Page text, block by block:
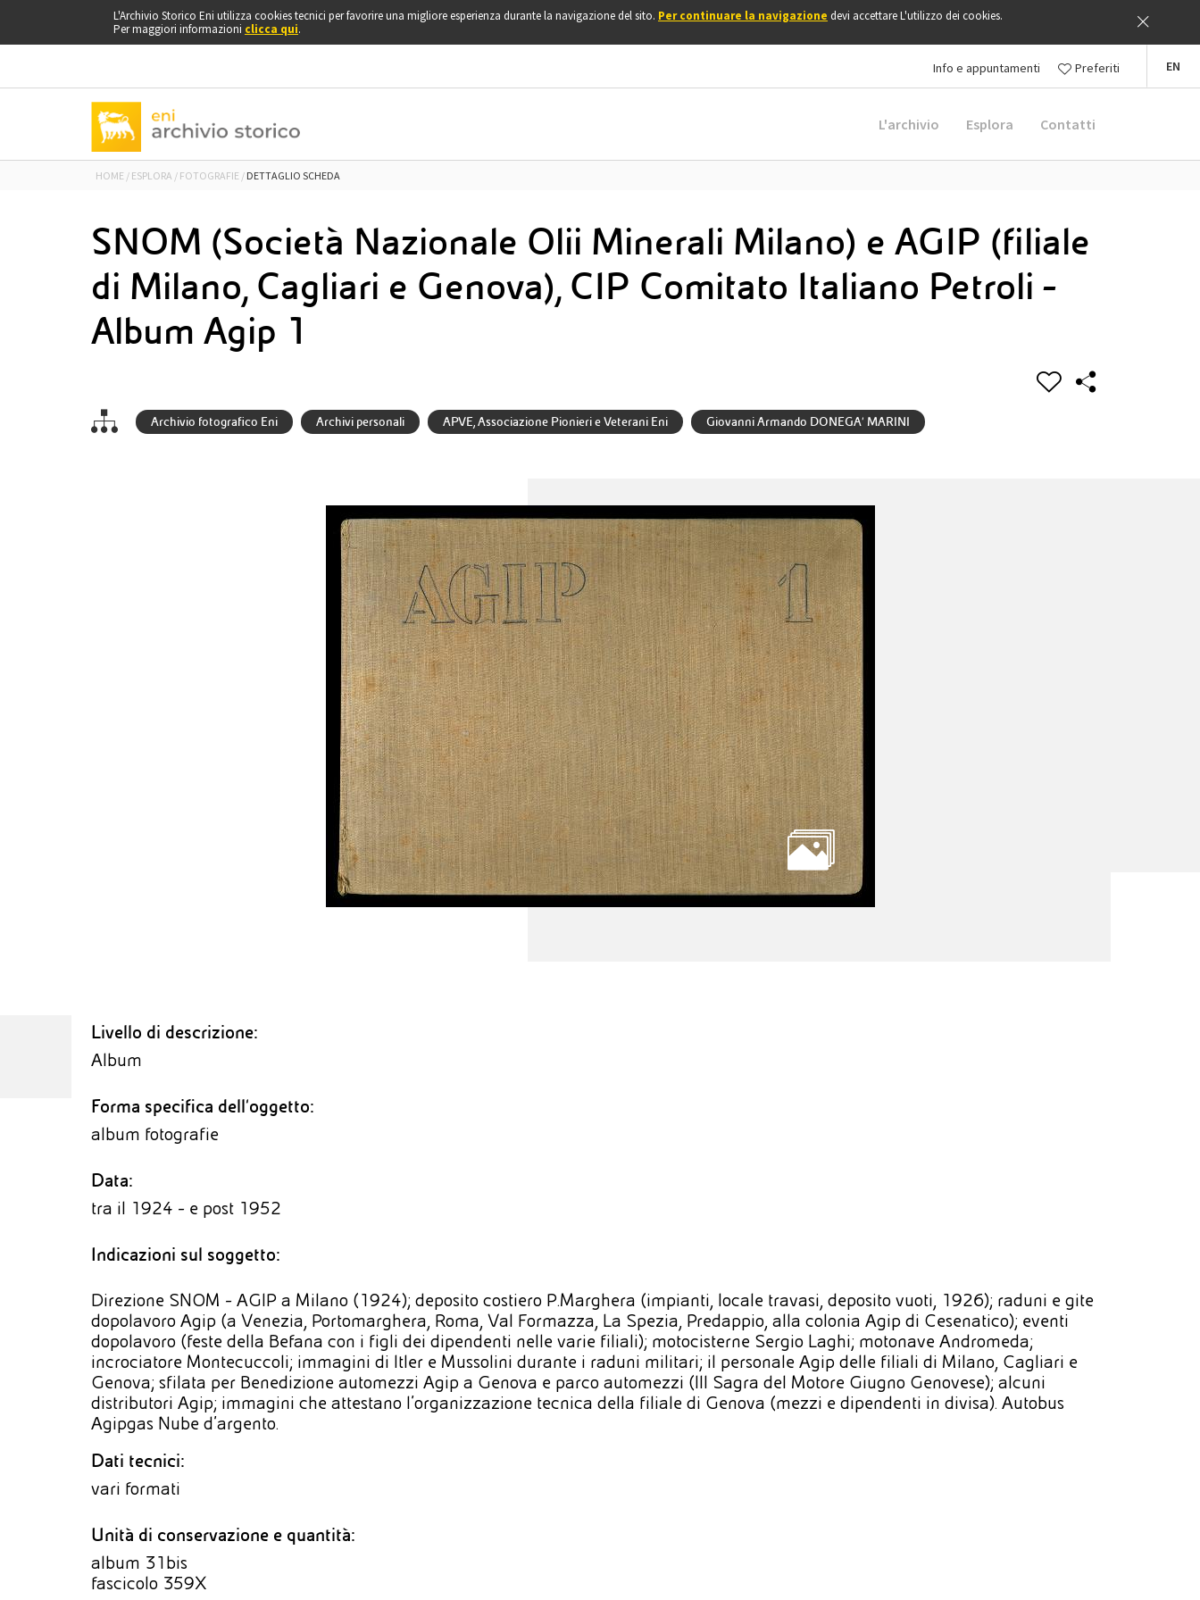
pagina
L'Archivio Storico Eni utilizza cookies tecnici per favorire una migliore esperienza durante la navigazione del sito. Per continuare la navigazione devi accettare L'utilizzo dei cookies.
Per maggiori informazioni clicca qui.
Info e appuntamenti Preferiti EN
L'archivio Esplora Contatti
HOME ESPLORA FOTOGRAFIE DETTAGLIO SCHEDA
SNOM (Società Nazionale Olii Minerali Milano) e AGIP (filiale
di Milano, Cagliari e Genova), CIP Comitato Italiano Petroli -
Album Agip 1
Archivio fotografico Eni Archivi personali APVE, Associazione Pionieri e Veterani Eni Giovanni Armando DONEGA' MARINI
Livello di descrizione:
Album
Forma specifica dell'oggetto:
album fotografie
Data:
tra il 1924 - e post 1952
Indicazioni sul soggetto:
Direzione SNOM - AGIP a Milano (1924); deposito costiero P.Marghera (impianti, locale travasi, deposito vuoti, 1926); raduni e gite
dopolavoro Agip (a Venezia, Portomarghera, Roma, Val Formazza, La Spezia, Predappio, alla colonia Agip di Cesenatico); eventi
dopolavoro (feste della Befana con i figli dei dipendenti nelle varie filiali); motocisterne Sergio Laghi; motonave Andromeda;
incrociatore Montecuccoli; immagini di Itler e Mussolini durante i raduni militari; il personale Agip delle filiali di Milano, Cagliari e
Genova; sfilata per Benedizione automezzi Agip a Genova e parco automezzi (III Sagra del Motore Giugno Genovese); alcuni
distributori Agip; immagini che attestano l'organizzazione tecnica della filiale di Genova (mezzi e dipendenti in divisa). Autobus
Agipgas Nube d'argento.
Dati tecnici:
vari formati
Unità di conservazione e quantità:
album 31bis
fascicolo 359X